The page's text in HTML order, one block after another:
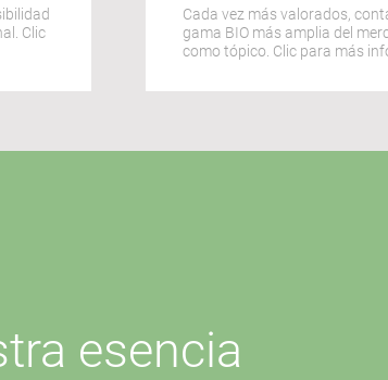
Clic
Cada vez más valorados,
gama BIO más amplia del
como tópico. Clic para más
esencia